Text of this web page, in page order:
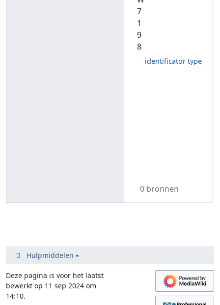
7
1
9
8
identificator type
0 bronnen
Hulpmiddelen
Deze pagina is voor het laatst
bewerkt op 11 sep 2024 om
14:10.